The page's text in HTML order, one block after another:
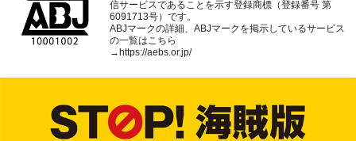
信サービスであることを示す登録商標（登録番号 第
6091713号）です。
ABJマークの詳細、ABJマークを掲示しているサービス
の一覧はこちら
→ https://aebs.or.jp/